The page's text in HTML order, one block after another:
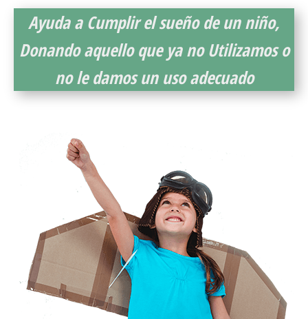
Ayuda a Cumplir el sueño de un niño,
Donando aquello que ya no Utilizamos o
no le damos un uso adecuado